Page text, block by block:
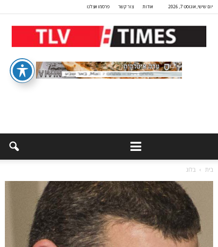
יום שישי, אוגוסט 7, 2026 אודות צור קשר פרסמו אצלנו
בית בלוג